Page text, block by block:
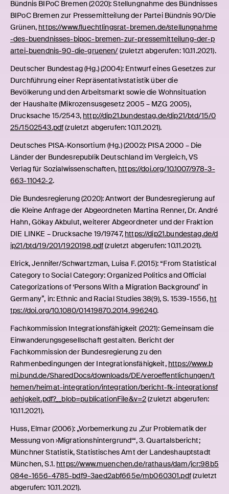
Befragungsergebnisse, die sich an der Definition des
Statistischen Bundesamtes orientierten (Will, 2021). Von 2014
bis 2015 existierte eine zweite Variante der Definition
(Statistisches Bundesamt, 2015, S. 6), aber an der Art, wie
festgelegt wird, wer ‚Migrationshintergrund‘ hat und wer nicht,
Im Zentrum steht der Nicht-Besitz der deutschen
Staatsangehörigkeit durch Geburt über zwei Generationen.
Das Abstammungsprinzip wirkt somit in der Statistik fort,
obwohl es seit dem Staatsangehörigkeitsgesetz von 2000 für
die als Deutsche geborenen Kinder langjährig in Deutschland
lebender ausländischer Staatsangehöriger nicht mehr gilt. Für
die amtliche Statistik ist aber bei der Ausweisung eines
‚Migrationshintergrundes‘ nicht nur die deutsche
Geburtsstaatsangehörigkeit ausschlaggebend, sondern ob
auch schon die Eltern als Deutsche geboren wurden.
‚Ausländer:insein‘ lässt sich schon in frühen Quellen finden.
3
Eine Expertise für die Stadt München wird mit der
Feststellung eingeleitet: „Um die Ausländerthematik in ihrer
Gesamtheit zu erfassen, müssen […] Daten über Kinder von
Migranten, Eingebürgerten und Spätaussiedlern zur Verfügung
stehen“ (Huss, 2006). Doch „Eingebürgerte“ und
„Spätaussiedler“ sind immer Deutsche und deshalb kein Teil
einer „Ausländerthematik“, wenn sich an der tatsächlichen
Staatsangehörigkeit orientiert und nicht an Zuschreibungen.
Der nationale Bildungsbericht konstatierte, dass der „Anteil der
sei als mit der bisherigen Messmethode des
Ausländerkonzepts (Konsortium Bildungsberichterstattung,
2006, S. 140). Daraus folgerten die Autor:innen, dass „in der
Bildungspolitik sowohl die Größe als auch die Qualität der
Probleme unterschätzt“ wurden (ebd., S. 140f.). Das bedeutete
letztlich, dass die implizite Gleichung
‚Ausländerkinder=Problem‘ zu ‚Ausländerkinder=Kinder mit
Migrationshintergrund=Problem‘ erweitert wurde.
Der Trugschluss, dass die Zahlen zu ‚Personen mit
Migrationshintergrund‘ mit denen zu ausländischen
Staatsangehörigen vergleichbar sind oder gar dasselbe, ist
weit verbreitet. Im Jahr 2020 wurde er auch instrumentalisiert
auf einer der „aktivsten und reichweitenstärksten
[Internet-]Präsenzen der rechten Szene“ (Die
Bündnis BIPoC Bremen (2020): Stellungnahme des Bündnisses
BIPoC Bremen zur Pressemitteilung der Partei Bündnis 90/Die
Grünen, https://www.fluechtlingsrat-bremen.de/stellungnahme
-des-buendnisses-bipoc-bremen-zur-pressemitteilung-der-p
artei-buendnis-90-die-gruenen/ (zuletzt abgerufen: 10.11.2021).
Deutscher Bundestag (Hg.) (2004): Entwurf eines Gesetzes zur
Durchführung einer Repräsentativstatistik über die
Bevölkerung und den Arbeitsmarkt sowie die Wohnsituation
der Haushalte (Mikrozensusgesetz 2005 – MZG 2005),
Drucksache 15/2543, http://dip21.bundestag.de/dip21/btd/15/0
25/1502543.pdf(zuletzt abgerufen: 10.11.2021).
Deutsches PISA-Konsortium (Hg.) (2002): PISA 2000 – Die
Länder der Bundesrepublik Deutschland im Vergleich, VS
Verlag für Sozialwissenschaften, https://doi.org/10.1007/978-3-
663-11042-2.
Die Bundesregierung (2020): Antwort der Bundesregierung auf
die Kleine Anfrage der Abgeordneten Martina Renner, Dr. André
Hahn, Gökay Akbulut, weiterer Abgeordneter und der Fraktion
DIE LINKE – Drucksache 19/19747, https://dip21.bundestag.de/d
ip21/btd/19/201/1920198.pdf(zuletzt abgerufen: 10.11.2021).
Elrick, Jennifer/Schwartzman, Luisa F. (2015): “From Statistical
Category to Social Category: Organized Politics and Official
Categorizations of ‘Persons With a Migration Background’ in
Germany”, in: Ethnic and Racial Studies 38(9), S. 1539-1556, ht
tps://doi.org/10.1080/01419870.2014.996240.
Fachkommission Integrationsfähigkeit (2021): Gemeinsam die
Einwanderungsgesellschaft gestalten. Bericht der
Fachkommission der Bundesregierung zu den
Rahmenbedingungen der Integrationsfähigkeit, https://www.b
mi.bund.de/SharedDocs/downloads/DE/veroeffentlichungen/t
hemen/heimat-integration/integration/bericht-fk-integrationsf
aehigkeit.pdf?__blob=publicationFile&v=2(zuletzt abgerufen:
10.11.2021).
Huss, Elmar (2006): „Vorbemerkung zu ‚Zur Problematik der
Messung von ›Migrationshintergrund‘“, 3. Quartalsbericht;
Münchner Statistik, Statistisches Amt der Landeshauptstadt
München, S.1. https://www.muenchen.de/rathaus/dam/jcr:98b5
084e-1656-4785-bdf9-3aed2abf665e/mb060301.pdf(zuletzt
abgerufen: 10.11.2021).